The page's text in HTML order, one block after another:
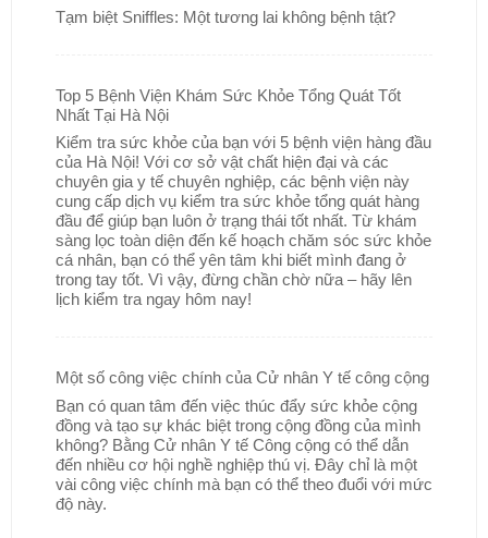
Tạm biệt Sniffles: Một tương lai không bệnh tật?
Top 5 Bệnh Viện Khám Sức Khỏe Tổng Quát Tốt
Nhất Tại Hà Nội
Kiểm tra sức khỏe của bạn với 5 bệnh viện hàng đầu
của Hà Nội! Với cơ sở vật chất hiện đại và các
chuyên gia y tế chuyên nghiệp, các bệnh viện này
cung cấp dịch vụ kiểm tra sức khỏe tổng quát hàng
đầu để giúp bạn luôn ở trạng thái tốt nhất. Từ khám
sàng lọc toàn diện đến kế hoạch chăm sóc sức khỏe
cá nhân, bạn có thể yên tâm khi biết mình đang ở
trong tay tốt. Vì vậy, đừng chần chờ nữa – hãy lên
lịch kiểm tra ngay hôm nay!
Một số công việc chính của Cử nhân Y tế công cộng
Bạn có quan tâm đến việc thúc đẩy sức khỏe cộng
đồng và tạo sự khác biệt trong cộng đồng của mình
không? Bằng Cử nhân Y tế Công cộng có thể dẫn
đến nhiều cơ hội nghề nghiệp thú vị. Đây chỉ là một
vài công việc chính mà bạn có thể theo đuổi với mức
độ này.